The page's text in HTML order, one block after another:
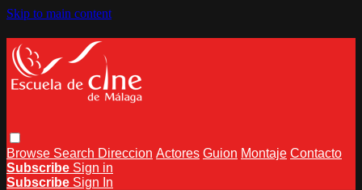
Skip to main content
Browse Search Direccion Actores Guion Montaje Contacto
Subscribe Sign in
Subscribe Sign In